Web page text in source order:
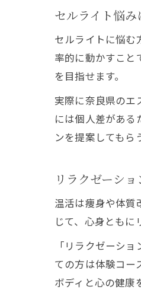
セルライト悩
セルライトに悩む
率的に動かすこと
を目指せます。
実際に奈良県のエ
には個人差があ
ンを提案してもら
リラクゼーシ
温活は痩身や体質
じて、心身ともに
「リラクゼーシ
ての方は体験コー
ボディと心の健康